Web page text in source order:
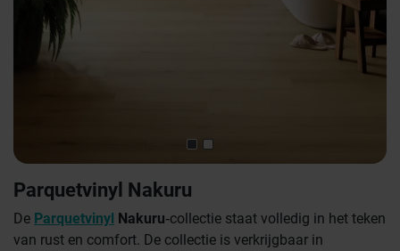
Parquetvinyl Nakuru
De Parquetvinyl Nakuru‑collectie staat volledig in het teken
van rust en comfort. De collectie is verkrijgbaar in